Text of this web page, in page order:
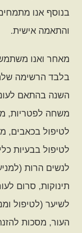
בנוסף אנו
והתאמה אישית.
מאחר ואנו
בלבד הרשימה
השנה בהתאם
משחה לפטריות,
לטיפול בכאבים,
לטיפול בבעיות
לנשים הרות
תינוקות, סרום
לשיער (לטיפול
העור, מסכות